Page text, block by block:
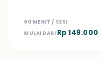
60 MENIT / SESI
MULAI DARI Rp 149.000